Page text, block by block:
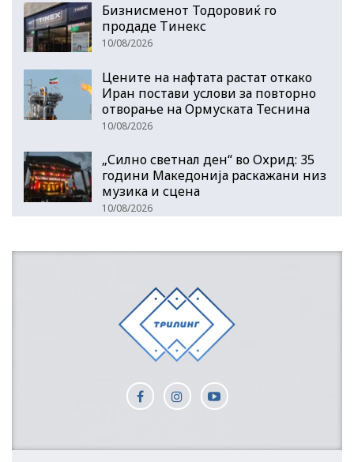
Бизнисменот Тодоровиќ го
продаде Тинекс
10/08/2026
Цените на нафтата растат откако
Иран постави услови за повторно
отворање на Ормуската Теснина
10/08/2026
„Силно светнал ден“ во Охрид: 35
години Македонија раскажани низ
музика и сцена
10/08/2026